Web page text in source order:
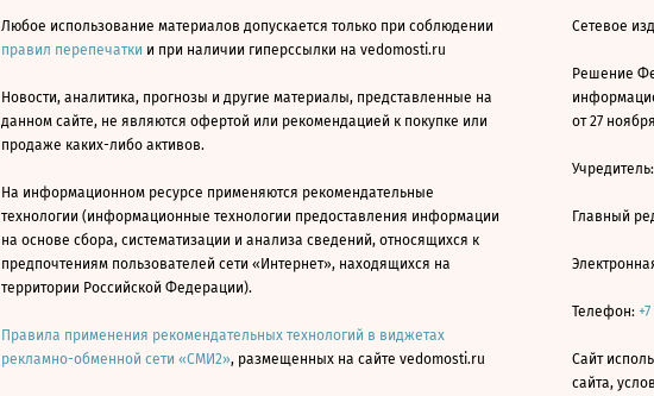
Любое использование материалов допускается только при соблюдении
правил перепечатки и при наличии гиперссылки на vedomosti.ru
Новости, аналитика, прогнозы и другие материалы, представленные на
данном сайте, не являются офертой или рекомендацией к покупке или
продаже каких-либо активов.
На информационном ресурсе применяются рекомендательные
технологии (информационные технологии предоставления информации
на основе сбора, систематизации и анализа сведений, относящихся к
предпочтениям пользователей сети «Интернет», находящихся на
территории Российской Федерации).
Правила применения рекомендательных технологий в виджетах
рекламно-обменной сети «СМИ2», размещенных на сайте vedomosti.ru
Сетевое
Решение
от 27
Главный
Телефон:
Сайт
сайта,